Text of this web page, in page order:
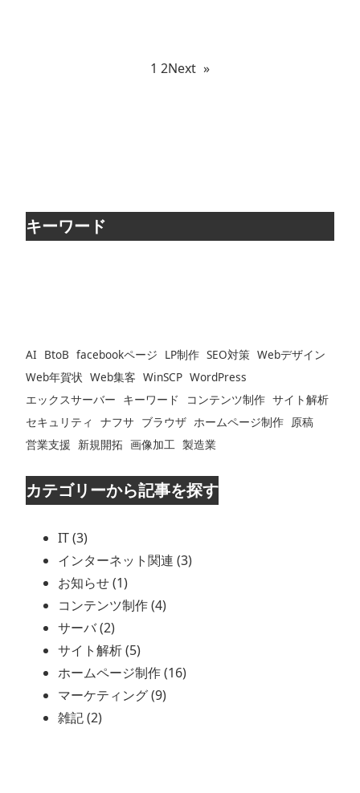
1 2Next »
キーワード
AI BtoB facebookページ LP制作 SEO対策 Webデザイン
Web年賀状 Web集客 WinSCP WordPress
エックスサーバー キーワード コンテンツ制作 サイト解析
セキュリティ
ナフサ ブラウザ ホームページ制作 原稿
営業支援 新規開拓 画像加工 製造業
カテゴリーから記事を探す
IT (3)
インターネット関連 (3)
お知らせ (1)
コンテンツ制作 (4)
サーバ (2)
サイト解析 (5)
ホームページ制作 (16)
マーケティング (9)
雑記 (2)